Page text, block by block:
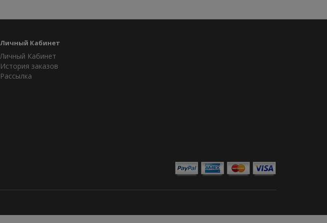
Личный Кабинет
Личный Кабинет
История заказов
Рассылка